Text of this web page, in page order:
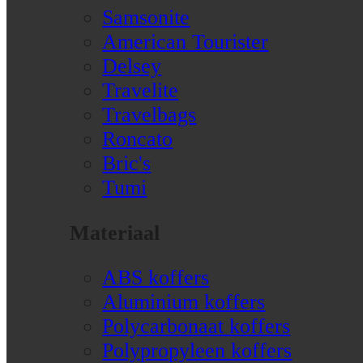
Samsonite
American Tourister
Delsey
Travelite
Travelbags
Roncato
Bric's
Tumi
Materiaal
ABS koffers
Aluminium koffers
Polycarbonaat koffers
Polypropyleen koffers